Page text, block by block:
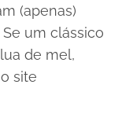
(apenas)
um clássico
de mel,
site